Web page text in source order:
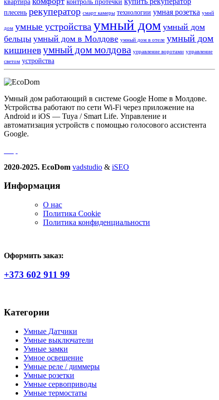
квартира
контроль протечки
плесень рекуператор смарт камеры технологии умная розетка умнй
дом умные устройства умный дом умный дом
бельцы умный дом в Молдове умный дом в отеле умный дом
кишиневумный дом молдова управление воротами управление
светом устройства
Умный дом работающий в системе Google Home в Молдове.
Устройства работают по сети Wi-Fi через приложение на
Android и iOS — Tuya / Smart Life. Управление и
автоматизация устройств с помощью голосового ассистента
Google.
2020-2025. EcoDom vadstudio & iSEO
Информация
О нас
Политика Сookie
Политика конфиденциальности
Оформить заказ:
+373 602 911 99
Категории
Умные Датчики
Умные выключатели
Умные замки
Умное освещение
Умные реле / диммеры
Умные розетки
Умные сервоприводы
Умные термостаты